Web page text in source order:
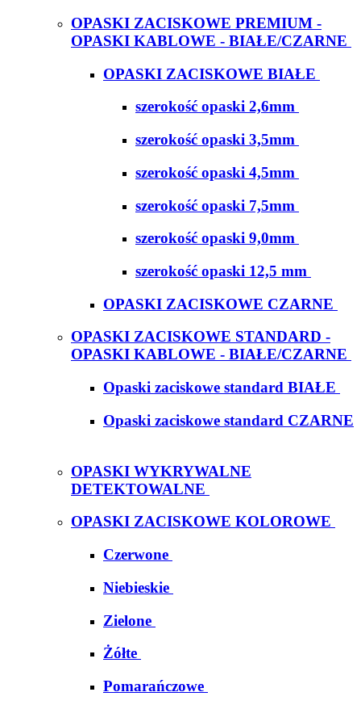
OPASKI ZACISKOWE PREMIUM -
OPASKI KABLOWE - BIAŁE/CZARNE
OPASKI ZACISKOWE BIAŁE
szerokość opaski 2,6mm
szerokość opaski 3,5mm
szerokość opaski 4,5mm
szerokość opaski 7,5mm
szerokość opaski 9,0mm
szerokość opaski 12,5 mm
OPASKI ZACISKOWE CZARNE
OPASKI ZACISKOWE STANDARD -
OPASKI KABLOWE - BIAŁE/CZARNE
Opaski zaciskowe standard BIAŁE
Opaski zaciskowe standard CZARNE
OPASKI WYKRYWALNE
DETEKTOWALNE
OPASKI ZACISKOWE KOLOROWE
Czerwone
Niebieskie
Zielone
Żółte
Pomarańczowe